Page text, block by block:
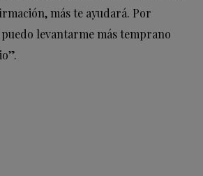
más te ayudará. Por
levantarme más temprano